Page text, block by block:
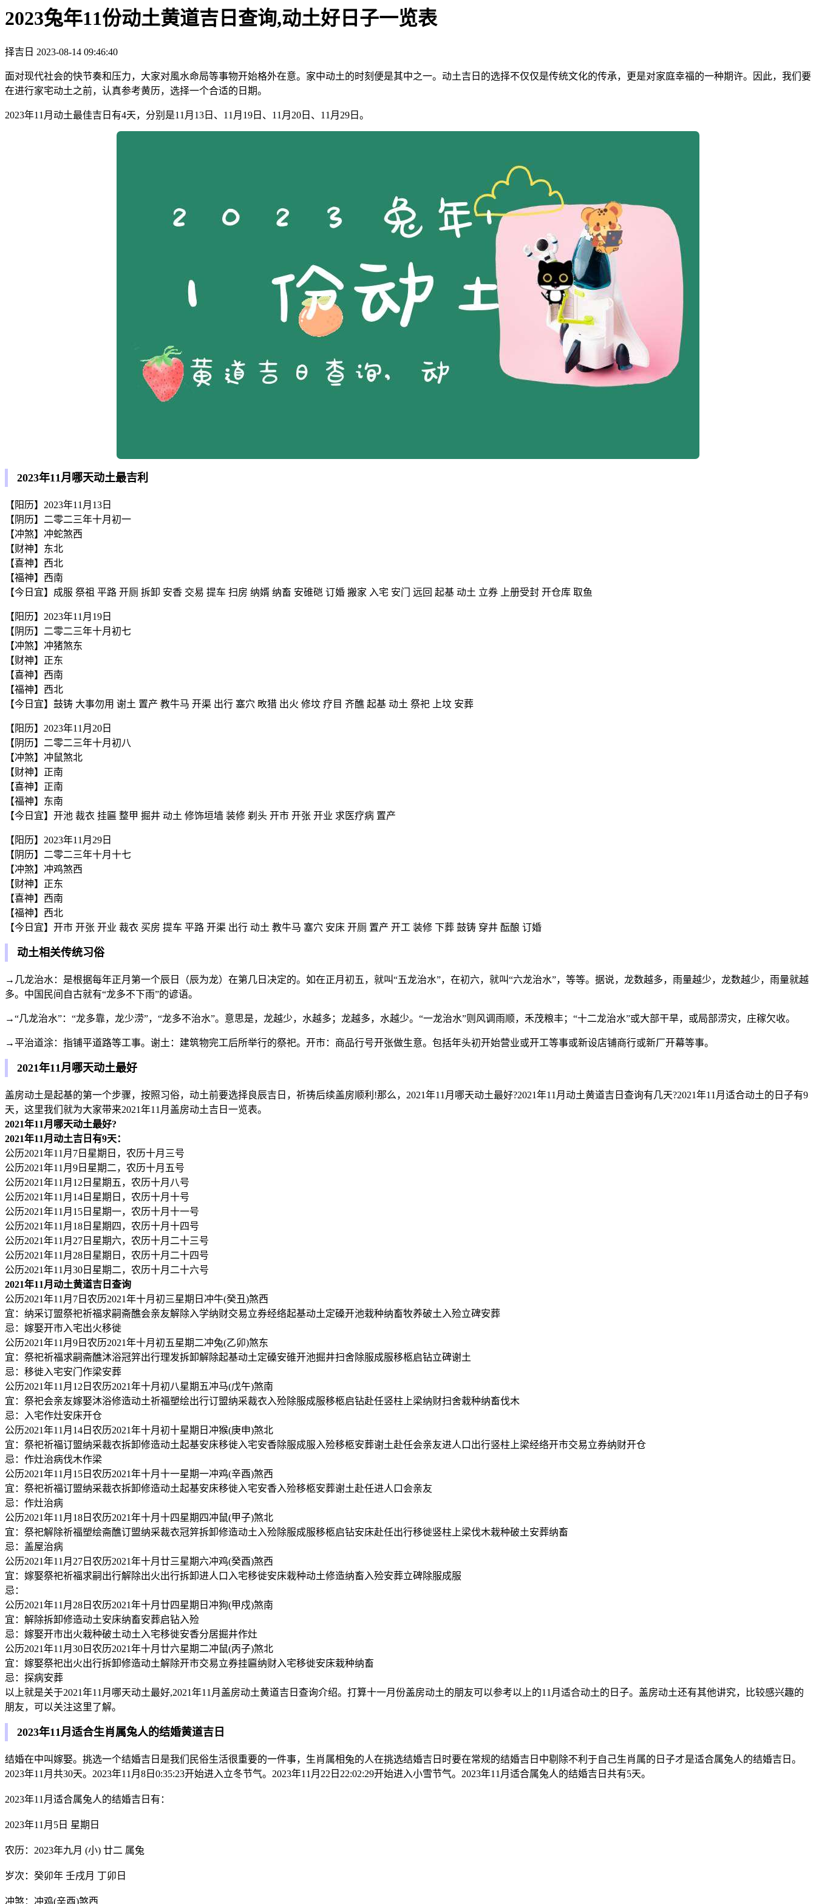
2023兔年11份动土黄道吉日查询,动土好日子一览表
择吉日 2023-08-14 09:46:40
面对现代社会的快节奏和压力，大家对風水命局等事物开始格外在意。家中动土的时刻便是其中之一。动土吉日的选择不仅仅是传统文化的传承，更是对家庭幸福的一种期许。因此，我们要
在进行家宅动土之前，认真参考黄历，选择一个合适的日期。
2023年11月动土最佳吉日有4天，分别是11月13日、11月19日、11月20日、11月29日。
2023年11月哪天动土最吉利
【阳历】2023年11月13日
【阴历】二零二三年十月初一
【冲煞】冲蛇煞西
【财神】东北
【喜神】西北
【福神】西南
【今日宜】成服 祭祖 平路 开厕 拆卸 安香 交易 提车 扫房 纳婿 纳畜 安碓硙 订婚 搬家 入宅 安门 远回 起基 动土 立券 上册受封 开仓库 取鱼
【阳历】2023年11月19日
【阴历】二零二三年十月初七
【冲煞】冲猪煞东
【财神】正东
【喜神】西南
【福神】西北
【今日宜】鼓铸 大事勿用 谢土 置产 教牛马 开渠 出行 塞穴 畋猎 出火 修坟 疗目 齐醮 起基 动土 祭祀 上坟 安葬
【阳历】2023年11月20日
【阴历】二零二三年十月初八
【冲煞】冲鼠煞北
【财神】正南
【喜神】正南
【福神】东南
【今日宜】开池 裁衣 挂匾 整甲 掘井 动土 修饰垣墙 装修 剃头 开市 开张 开业 求医疗病 置产
【阳历】2023年11月29日
【阴历】二零二三年十月十七
【冲煞】冲鸡煞西
【财神】正东
【喜神】西南
【福神】西北
【今日宜】开市 开张 开业 裁衣 买房 提车 平路 开渠 出行 动土 教牛马 塞穴 安床 开厕 置产 开工 装修 下葬 鼓铸 穿井 酝酿 订婚
动土相关传统习俗
→几龙治水：是根据每年正月第一个辰日（辰为龙）在第几日决定的。如在正月初五，就叫“五龙治水”，在初六，就叫“六龙治水”，等等。据说，龙数越多，雨量越少，龙数越少，雨量就越
多。中国民间自古就有“龙多不下雨”的谚语。
→“几龙治水”：“龙多靠，龙少涝”，“龙多不治水”。意思是，龙越少，水越多；龙越多，水越少。“一龙治水”则风调雨顺，禾茂粮丰；“十二龙治水”或大部干旱，或局部涝灾，庄稼欠收。
→平治道涂：指铺平道路等工事。谢土：建筑物完工后所举行的祭祀。开市：商品行号开张做生意。包括年头初开始营业或开工等事或新设店铺商行或新厂开幕等事。
2021年11月哪天动土最好
盖房动土是起基的第一个步骤，按照习俗，动土前要选择良辰吉日，祈祷后续盖房顺利!那么，2021年11月哪天动土最好?2021年11月动土黄道吉日查询有几天?2021年11月适合动土的日子有9
天，这里我们就为大家带来2021年11月盖房动土吉日一览表。
2021年11月哪天动土最好?
2021年11月动土吉日有9天：
公历2021年11月7日星期日，农历十月三号
公历2021年11月9日星期二，农历十月五号
公历2021年11月12日星期五，农历十月八号
公历2021年11月14日星期日，农历十月十号
公历2021年11月15日星期一，农历十月十一号
公历2021年11月18日星期四，农历十月十四号
公历2021年11月27日星期六，农历十月二十三号
公历2021年11月28日星期日，农历十月二十四号
公历2021年11月30日星期二，农历十月二十六号
2021年11月动土黄道吉日查询
公历2021年11月7日农历2021年十月初三星期日冲牛(癸丑)煞西
宜：纳采订盟祭祀祈福求嗣斋醮会亲友解除入学纳财交易立券经络起基动土定磉开池栽种纳畜牧养破土入殓立碑安葬
忌：嫁娶开市入宅出火移徙
公历2021年11月9日农历2021年十月初五星期二冲兔(乙卯)煞东
宜：祭祀祈福求嗣斋醮沐浴冠笄出行理发拆卸解除起基动土定磉安碓开池掘井扫舍除服成服移柩启钻立碑谢土
忌：移徙入宅安门作梁安葬
公历2021年11月12日农历2021年十月初八星期五冲马(戊午)煞南
宜：祭祀会亲友嫁娶沐浴修造动土祈福塑绘出行订盟纳采裁衣入殓除服成服移柩启钻赴任竖柱上梁纳财扫舍栽种纳畜伐木
忌：入宅作灶安床开仓
公历2021年11月14日农历2021年十月初十星期日冲猴(庚申)煞北
宜：祭祀祈福订盟纳采裁衣拆卸修造动土起基安床移徙入宅安香除服成服入殓移柩安葬谢土赴任会亲友进人口出行竖柱上梁经络开市交易立券纳财开仓
忌：作灶治病伐木作梁
公历2021年11月15日农历2021年十月十一星期一冲鸡(辛酉)煞西
宜：祭祀祈福订盟纳采裁衣拆卸修造动土起基安床移徙入宅安香入殓移柩安葬谢土赴任进人口会亲友
忌：作灶治病
公历2021年11月18日农历2021年十月十四星期四冲鼠(甲子)煞北
宜：祭祀解除祈福塑绘斋醮订盟纳采裁衣冠笄拆卸修造动土入殓除服成服移柩启钻安床赴任出行移徙竖柱上梁伐木栽种破土安葬纳畜
忌：盖屋治病
公历2021年11月27日农历2021年十月廿三星期六冲鸡(癸酉)煞西
宜：嫁娶祭祀祈福求嗣出行解除出火出行拆卸进人口入宅移徙安床栽种动土修造纳畜入殓安葬立碑除服成服
忌：
公历2021年11月28日农历2021年十月廿四星期日冲狗(甲戍)煞南
宜：解除拆卸修造动土安床纳畜安葬启钻入殓
忌：嫁娶开市出火栽种破土动土入宅移徙安香分居掘井作灶
公历2021年11月30日农历2021年十月廿六星期二冲鼠(丙子)煞北
宜：嫁娶祭祀出火出行拆卸修造动土解除开市交易立券挂匾纳财入宅移徙安床栽种纳畜
忌：探病安葬
以上就是关于2021年11月哪天动土最好,2021年11月盖房动土黄道吉日查询介绍。打算十一月份盖房动土的朋友可以参考以上的11月适合动土的日子。盖房动土还有其他讲究，比较感兴趣的
朋友，可以关注这里了解。
2023年11月适合生肖属兔人的结婚黄道吉日
结婚在中叫嫁娶。挑选一个结婚吉日是我们民俗生活很重要的一件事，生肖属相兔的人在挑选结婚吉日时要在常规的结婚吉日中剔除不利于自己生肖属的日子才是适合属兔人的结婚吉日。
2023年11月共30天。2023年11月8日0:35:23开始进入立冬节气。2023年11月22日22:02:29开始进入小雪节气。2023年11月适合属兔人的结婚吉日共有5天。
2023年11月适合属兔人的结婚吉日有：
2023年11月5日 星期日
农历：2023年九月 (小) 廿二 属兔
岁次：癸卯年 壬戌月 丁卯日
冲煞：冲鸡(辛酉)煞西